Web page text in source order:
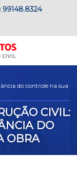
99148.8324
do controle na sua
CIVIL:
DO
OBRA